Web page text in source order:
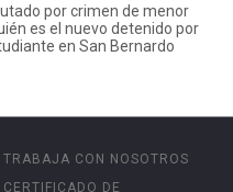
por crimen de menor
es el nuevo detenido por
en San Bernardo
TRABAJA CON NOSOTROS
CERTIFICADO DE